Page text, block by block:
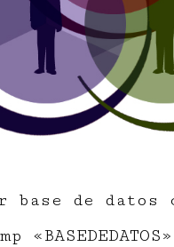
base de datos